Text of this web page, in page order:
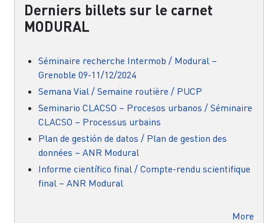
Derniers billets sur le carnet
MODURAL
Séminaire recherche Intermob / Modural –
Grenoble 09-11/12/2024
Semana Vial / Semaine routière / PUCP
Seminario CLACSO – Procesos urbanos / Séminaire
CLACSO – Processus urbains
Plan de gestión de datos / Plan de gestion des
données – ANR Modural
Informe científico final / Compte-rendu scientifique
final – ANR Modural
More